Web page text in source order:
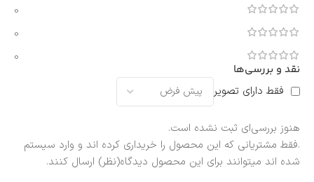
0
0
0
نقد و بررسی‌ها
فقط دارای تصویر
هنوز بررسی‌ای ثبت نشده است.
.فقط مشتریانی که این محصول را خریداری کرده اند و وارد سیستم
شده اند میتوانند برای این محصول دیدگاه(نظر) ارسال کنند.